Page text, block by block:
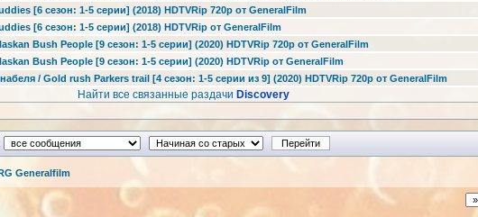
[6 сезон: 1-5 серии] (2018) HDTVRip 720p от GeneralFilm
[6 сезон: 1-5 серии] (2018) HDTVRip от GeneralFilm
Bush People [9 сезон: 1-5 серии] (2020) HDTVRip 720p от GeneralFilm
Bush People [9 сезон: 1-5 серии] (2020) HDTVRip от GeneralFilm
/ Gold rush Parkers trail [4 сезон: 1-5 серии из 9] (2020) HDTVRip 720p от GeneralFilm
Найти все связанные раздачи Discovery
Generalfilm